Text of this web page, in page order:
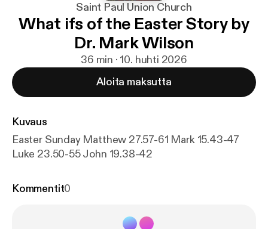
Saint Paul Union Church
What ifs of the Easter Story by
Dr. Mark Wilson
36 min · 10. huhti 2026
Aloita maksutta
Kuvaus
Easter Sunday Matthew 27.57-61 Mark 15.43-47
Luke 23.50-55 John 19.38-42
Kommentit0